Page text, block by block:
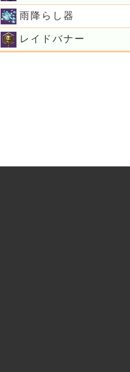
雨降らし器
レイドバナー